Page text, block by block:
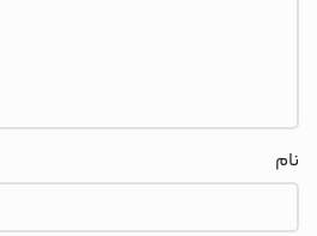
نام